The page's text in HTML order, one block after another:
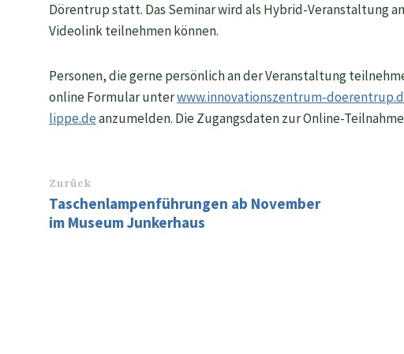
Dörentrup statt. Das Seminar wird als Hybrid-Veranstaltung
Videolink teilnehmen können.
Personen, die gerne persönlich an der Veranstaltung
online Formular unterwww.innovationszentrum-
lippe.deanzumelden. Die Zugangsdaten zur Online-
Zurück
Taschenlampenführungen ab November
im Museum Junkerhaus